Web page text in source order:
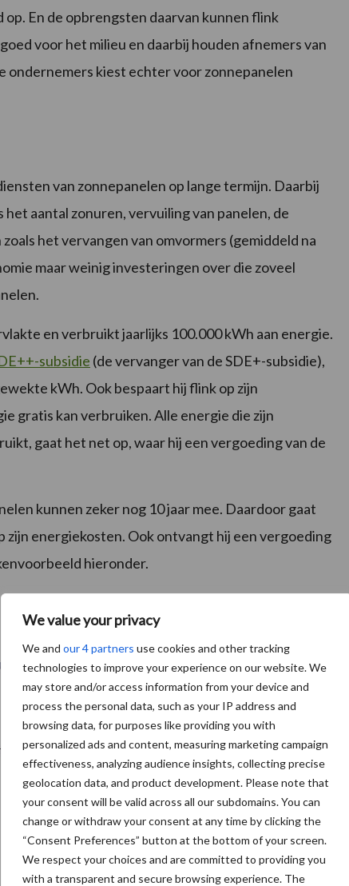
We value your privacy
We and our 4 partners use cookies and other tracking
technologies to improve your experience on our website. We
may store and/or access information from your device and
process the personal data, such as your IP address and
browsing data, for purposes like providing you with
personalized ads and content, measuring marketing campaign
effectiveness, analyzing audience insights, collecting precise
geolocation data, and product development. Please note that
your consent will be valid across all our subdomains. You can
change or withdraw your consent at any time by clicking the
“Consent Preferences” button at the bottom of your screen.
We respect your choices and are committed to providing you
with a transparent and secure browsing experience. The
En de opbrengsten daarvan kunnen flink
voor het milieu en daarbij houden afnemers van
ondernemers kiest echter voor zonnepanelen
van zonnepanelen op lange termijn. Daarbij
aantal zonuren, vervuiling van panelen, de
het vervangen van omvormers (gemiddeld na
maar weinig investeringen over die zoveel
en verbruikt jaarlijks 100.000 kWh aan energie.
subsidie (de vervanger van de SDE+-subsidie),
kWh. Ook bespaart hij flink op zijn
gratis kan verbruiken. Alle energie die zijn
gaat het net op, waar hij een vergoeding van de
kunnen zeker nog 10 jaar mee. Daardoor gaat
zijn energiekosten. Ook ontvangt hij een vergoeding
hieronder.